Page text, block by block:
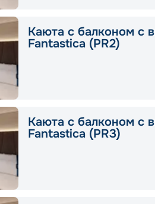
Каюта с балконом с
Fantastica (PR2)
Каюта с балконом с
Fantastica (PR3)